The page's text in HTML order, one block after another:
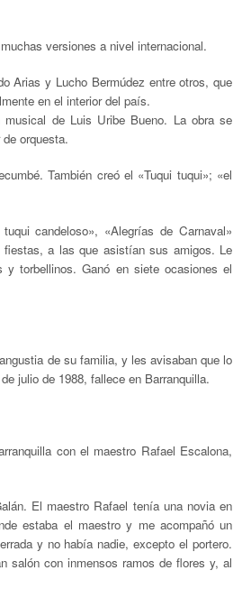
versiones a nivel internacional.
Arias y Lucho Bermúdez entre otros, que
en el interior del país.
de Luis Uribe Bueno. La obra se
orquesta.
También creó el «Tuqui tuqui»; «el
tuqui candeloso», «Alegrías de Carnaval»
a las que asistían sus amigos. Le
y torbellinos. Ganó en siete ocasiones el
de su familia, y les avisaban que lo
julio de 1988, fallece en Barranquilla.
con el maestro Rafael Escalona,
El maestro Rafael tenía una novia en
estaba el maestro y me acompañó un
y no había nadie, excepto el portero.
salón con inmensos ramos de flores y, al